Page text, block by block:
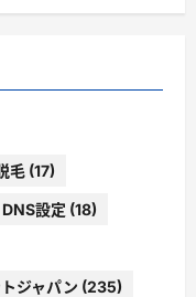
毛 (17)
DNS設定 (18)
ジャパン (235)